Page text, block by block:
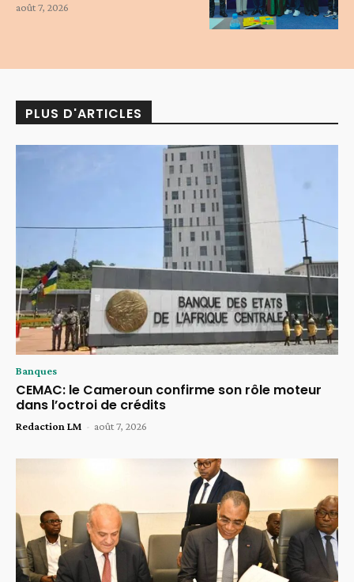
août 7, 2026
PLUS D'ARTICLES
Banques
CEMAC: le Cameroun confirme son rôle moteur
dans l’octroi de crédits
Redaction LM - août 7, 2026